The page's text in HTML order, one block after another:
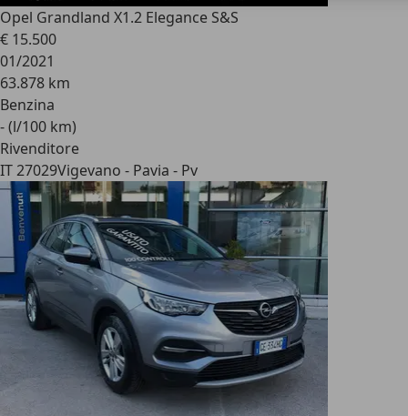
Opel Grandland X1.2 Elegance S&S
€ 15.500
01/2021
63.878 km
Benzina
- (l/100 km)
Rivenditore
IT 27029Vigevano - Pavia - Pv